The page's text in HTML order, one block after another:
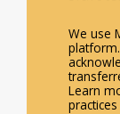
We use
Learn